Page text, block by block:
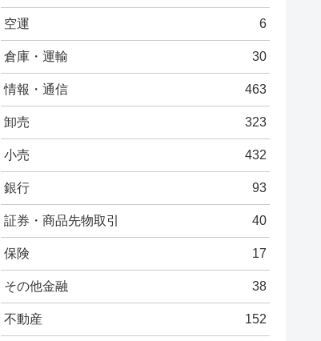
空運 6
倉庫・運輸 30
情報・通信 463
卸売 323
小売 432
銀行 93
証券・商品先物取引 40
保険 17
その他金融 38
不動産 152